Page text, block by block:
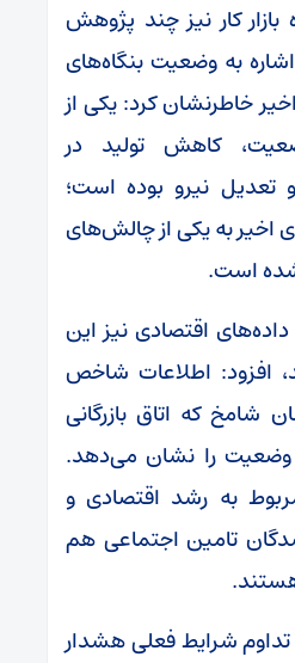
بازار کار نیز چند پژوهش
به وضعیت بنگاه‌های
خاطرنشان کرد: یکی از
کاهش تولید در
تعدیل نیرو بوده است؛
اخیر به یکی از چالش‌های
است.
داده‌های اقتصادی نیز این
افزود: اطلاعات شاخص
شامخ که اتاق بازرگانی
وضعیت را نشان می‌دهد.
به رشد اقتصادی و
تامین اجتماعی هم
تداوم شرایط فعلی هشدار